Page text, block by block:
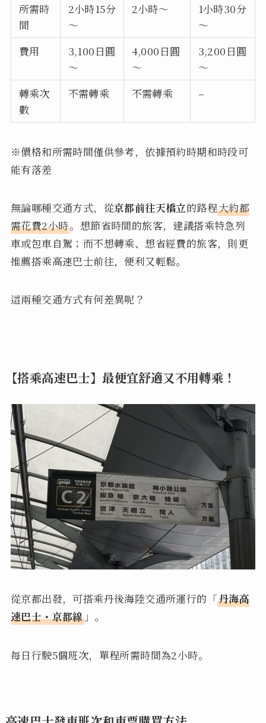
所需時
間
2小時15分
～
2小時～
1小時30分
～
費用
3,100日圓
～
4,000日圓
～
3,200日圓
～
轉乘次
數
不需轉乘 不需轉乘 –
※價格和所需時間僅供參考，依據預約時期和時段可
能有落差
無論哪種交通方式，從京都前往天橋立的路程大約都
需花費2小時。想節省時間的旅客，建議搭乘特急列
車或包車自駕；而不想轉乘、想省經費的旅客，則更
推薦搭乘高速巴士前往，便利又輕鬆。
這兩種交通方式有何差異呢？
【搭乘高速巴士】最便宜舒適又不用轉乘！
從京都出發，可搭乘丹後海陸交通所運行的「丹海高
速巴士・京都線」。
每日行駛5個班次，單程所需時間為2小時。